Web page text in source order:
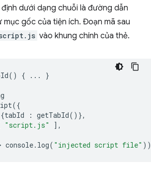
dưới dạng chuỗi là đường dẫn
gốc của tiện ích. Đoạn mã sau
vào khung chính của thẻ.
() { ... }
({
{tabId : getTabId()},
"script.js"
],
console. log( "injected script file"